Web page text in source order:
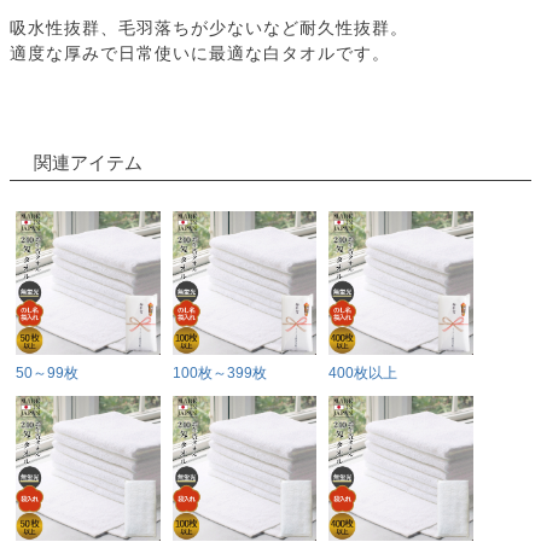
吸水性抜群、毛羽落ちが少ないなど耐久性抜群。
適度な厚みで日常使いに最適な白タオルです。
関連アイテム
50～99枚 100枚～399枚 400枚以上